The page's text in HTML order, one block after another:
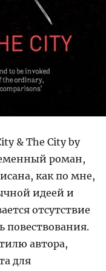
& The City by
роман,
как по мне,
идеей и
отсутствие
повествования.
автора,
для